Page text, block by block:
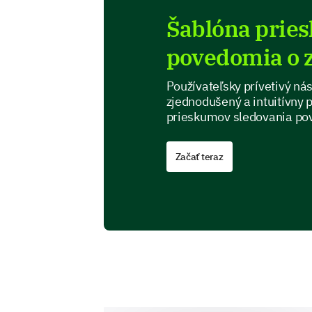
Šablóna
povedomia o
Používateľsky prívetivý
zjednodušený a intuitívny
prieskumov sledovania
Začať teraz